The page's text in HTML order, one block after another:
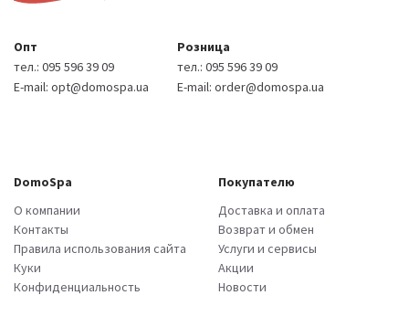
Опт
тел.: 095 596 39 09
E-mail: opt@domospa.ua
Розница
тел.: 095 596 39 09
E-mail: order@domospa.ua
DomoSpa
О компании
Контакты
Правила использования сайта
Куки
Конфиденциальность
Покупателю
Доставка и оплата
Возврат и обмен
Услуги и сервисы
Акции
Новости